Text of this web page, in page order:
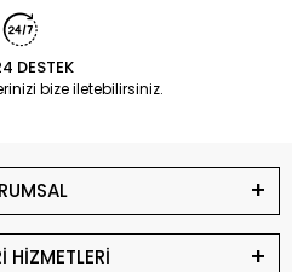
DESTEK
bize iletebilirsiniz.
HİZMETLERİ